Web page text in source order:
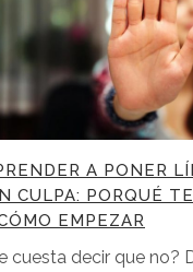
A PONER
CULPA: PORQUÉ
EMPEZAR
cuesta decir que no?